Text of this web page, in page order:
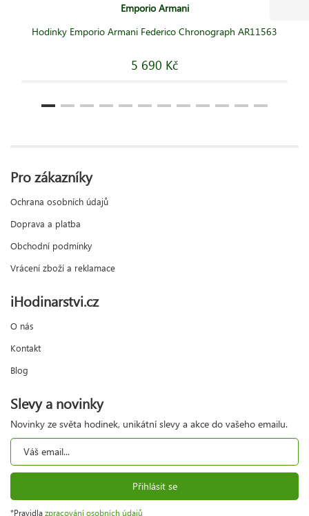
Emporio Armani
Hodinky Emporio Armani Federico Chronograph AR11563
5 690 Kč
Pro zákazníky
Ochrana osobních údajů
Doprava a platba
Obchodní podmínky
Vrácení zboží a reklamace
iHodinarstvi.cz
O nás
Kontakt
Blog
Slevy a novinky
Novinky ze světa hodinek, unikátní slevy a akce do vašeho emailu.
Přihlásit se
*Pravidla zpracování osobních údajů